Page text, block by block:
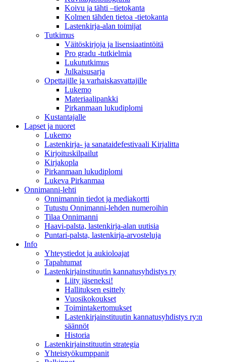
Koivu ja tähti –tietokanta
Kolmen tähden tietoa -tietokanta
Lastenkirja-alan toimijat
Tutkimus
Väitöskirjoja ja lisensiaatintöitä
Pro gradu -tutkielmia
Lukututkimus
Julkaisusarja
Opettajille ja varhaiskasvattajille
Lukemo
Materiaalipankki
Pirkanmaan lukudiplomi
Kustantajalle
Lapset ja nuoret
Lukemo
Lastenkirja- ja sanataidefestivaali Kirjalitta
Kirjoituskilpailut
Kirjakopla
Pirkanmaan lukudiplomi
Lukeva Pirkanmaa
Onnimanni-lehti
Onnimannin tiedot ja mediakortti
Tutustu Onnimanni-lehden numeroihin
Tilaa Onnimanni
Haavi-palsta, lastenkirja-alan uutisia
Puntari-palsta, lastenkirja-arvosteluja
Info
Yhteystiedot ja aukioloajat
Tapahtumat
Lastenkirjainstituutin kannatusyhdistys ry
Liity jäseneksi!
Hallituksen esittely
Vuosikokoukset
Toimintakertomukset
Lastenkirjainstituutin kannatusyhdistys ry:n
säännöt
Historia
Lastenkirjainstituutin strategia
Yhteistyökumppanit